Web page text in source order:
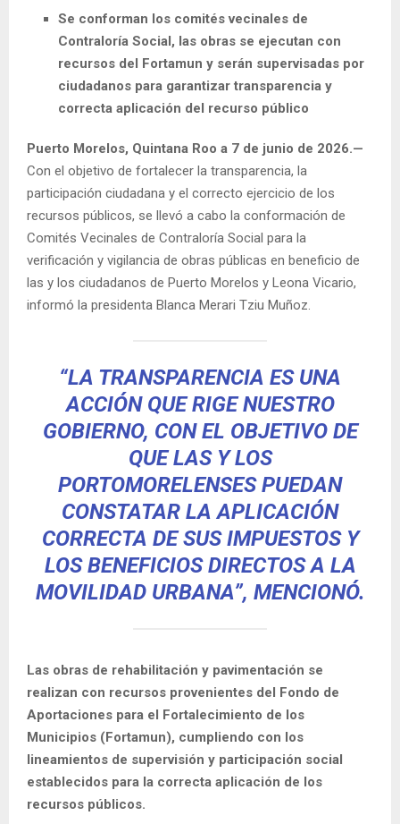
Se conforman los comités vecinales de
Contraloría Social, las obras se ejecutan con
recursos del Fortamun y serán supervisadas por
ciudadanos para garantizar transparencia y
correcta aplicación del recurso público
Puerto Morelos, Quintana Roo a 7 de junio de 2026.—
Con el objetivo de fortalecer la transparencia, la
participación ciudadana y el correcto ejercicio de los
recursos públicos, se llevó a cabo la conformación de
Comités Vecinales de Contraloría Social para la
verificación y vigilancia de obras públicas en beneficio de
las y los ciudadanos de Puerto Morelos y Leona Vicario,
informó la presidenta Blanca Merari Tziu Muñoz.
“LA TRANSPARENCIA ES UNA
ACCIÓN QUE RIGE NUESTRO
GOBIERNO, CON EL OBJETIVO DE
QUE LAS Y LOS
PORTOMORELENSES PUEDAN
CONSTATAR LA APLICACIÓN
CORRECTA DE SUS IMPUESTOS Y
LOS BENEFICIOS DIRECTOS A LA
MOVILIDAD URBANA”, MENCIONÓ.
Las obras de rehabilitación y pavimentación se
realizan con recursos provenientes del Fondo de
Aportaciones para el Fortalecimiento de los
Municipios (Fortamun), cumpliendo con los
lineamientos de supervisión y participación social
establecidos para la correcta aplicación de los
recursos públicos.